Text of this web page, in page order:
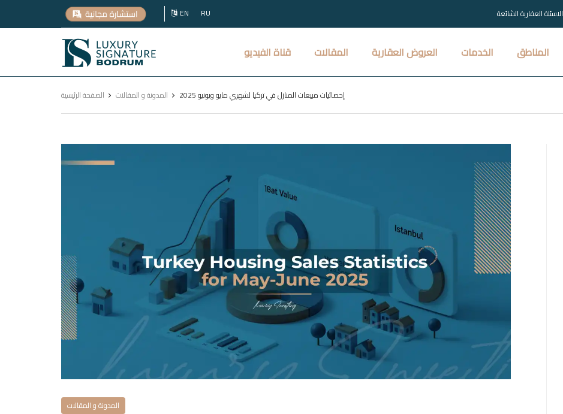
EN RU الاسئلة العقارية الشائعة
Luxury
Signature
المناطق الخدمات العروض العقارية المقالات قناة الفيديو
الصفحة الرئيسية المدونة و المقالات إحصائيات مبيعات المنازل في تركيا لشهري مايو ويونيو 2025
المدونة و المقالات